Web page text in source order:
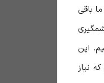
باقی
این
نیاز